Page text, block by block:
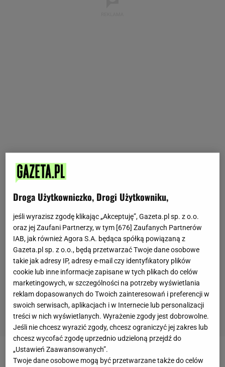
NAGRODY
Droga Użytkowniczko, Drogi Użytkowniku,
jeśli wyrazisz zgodę klikając „Akceptuję”, Gazeta.pl sp. z o.o.
oraz jej Zaufani Partnerzy, w tym [676] Zaufanych Partnerów
IAB, jak również Agora S.A. będąca spółką powiązaną z
Gazeta.pl sp. z o.o., będą przetwarzać Twoje dane osobowe
takie jak adresy IP, adresy e-mail czy identyfikatory plików
cookie lub inne informacje zapisane w tych plikach do celów
marketingowych, w szczególności na potrzeby wyświetlania
reklam dopasowanych do Twoich zainteresowań i preferencji w
swoich serwisach, aplikacjach i w Internecie lub personalizacji
treści w nich wyświetlanych. Wyrażenie zgody jest dobrowolne.
Jeśli nie chcesz wyrazić zgody, chcesz ograniczyć jej zakres lub
chcesz wycofać zgodę uprzednio udzieloną przejdź do
„Ustawień Zaawansowanych”.
Twoje dane osobowe mogą być przetwarzane także do celów